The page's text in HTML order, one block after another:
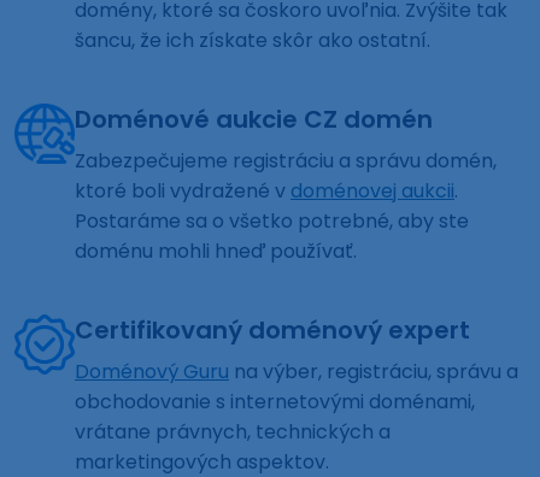
domény, ktoré sa čoskoro uvoľnia. Zvýšite tak
šancu, že ich získate skôr ako ostatní.
Doménové aukcie CZ domén
Zabezpečujeme registráciu a správu domén,
ktoré boli vydražené v doménovej aukcii.
Postaráme sa o všetko potrebné, aby ste
doménu mohli hneď používať.
Certifikovaný doménový expert
Doménový Guru na výber, registráciu, správu a
obchodovanie s internetovými doménami,
vrátane právnych, technických a
marketingových aspektov.